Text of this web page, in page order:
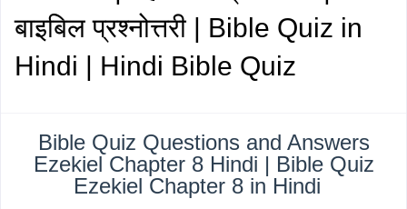
बाइबिल प्रश्नोत्तरी | Bible Quiz in
Hindi | Hindi Bible Quiz
Bible Quiz Questions and Answers
Ezekiel Chapter 8 Hindi | Bible Quiz
Ezekiel Chapter 8 in Hindi